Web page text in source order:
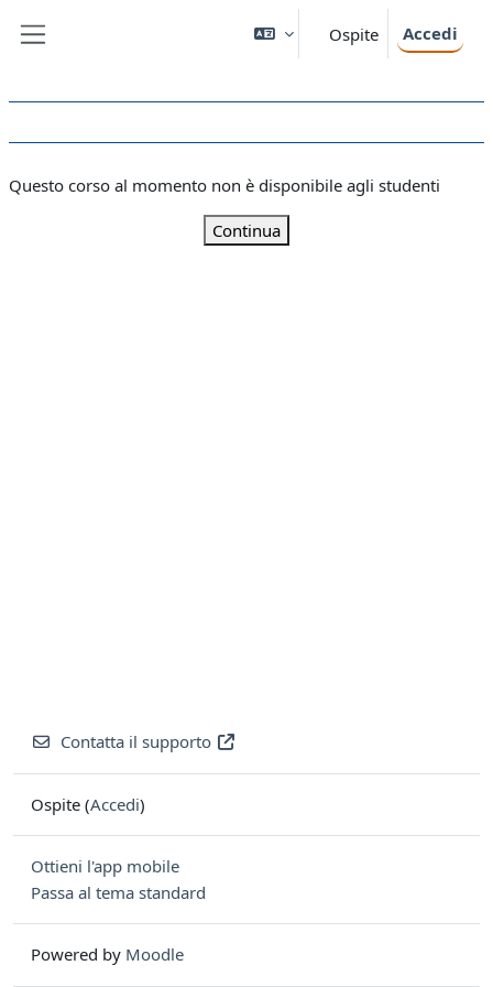
Ospite Accedi
Questo corso al momento non è disponibile agli studenti
Continua
Contatta il supporto
Ospite (Accedi)
Ottieni l'app mobile
Passa al tema standard
Powered by Moodle